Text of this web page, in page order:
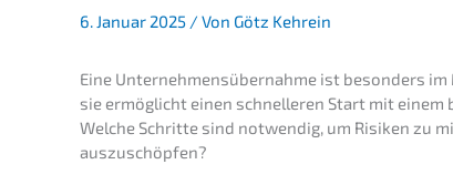
6. Januar 2025 / Von Götz Kehrein
Eine Unter­neh­mens­über­nah­me ist beson­ders
sie ermög­licht einen schnel­le­ren Start mit einem
Welche Schrit­te sind notwen­dig, um Risiken zu
auszuschöpfen?